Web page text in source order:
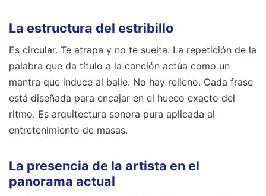
La estructura del estribillo
Es circular. Te atrapa y no te suelta. La repetición de la
palabra que da título a la canción actúa como un
mantra que induce al baile. No hay relleno. Cada frase
está diseñada para encajar en el hueco exacto del
ritmo. Es arquitectura sonora pura aplicada al
entretenimiento de masas.
La presencia de la artista en el
panorama actual